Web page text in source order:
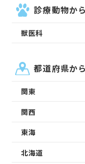
診療動物か
獣医科
都道府県か
関東
関西
東海
北海道